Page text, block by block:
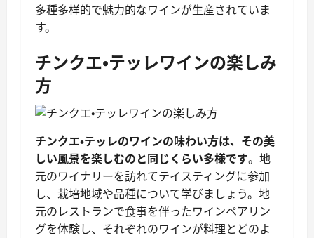
多種多样的で魅力的なワインが生産されていま
す。
チンクエ・テッレワインの楽しみ
方
チンクエ・テッレのワインの味わい方は、その美
しい風景を楽しむのと同じくらい多様です。地
元のワイナリーを訪れてテイスティングに参加
し、栽培地域や品種について学びましょう。地
元のレストランで食事を伴ったワインペアリン
グを体験し、それぞれのワインが料理とどのよ